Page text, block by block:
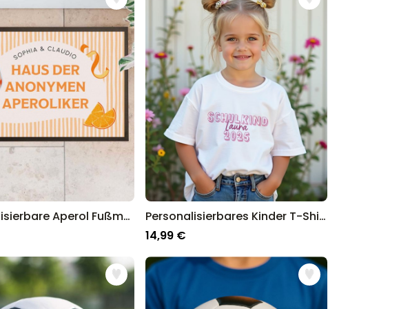
Aperol
über 19.400
mal gekauft
Handtuch
über 1.900
mal gekauft
über 1.900
mal gekauft
der Go-To Shop für personalisierte Geschenke in
Personalisierbare Aperol Fußmatte
Personalisierbares Kinder T-Shirt Schulkind
14,99 €